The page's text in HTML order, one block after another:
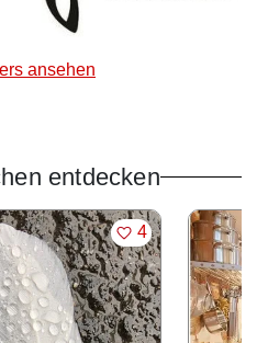
ansehen
entdecken
MERKEN
4